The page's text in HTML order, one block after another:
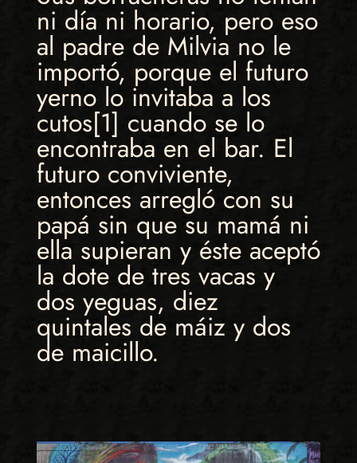
ni día ni horario, pero eso
al padre de Milvia no le
importó, porque el futuro
yerno lo invitaba a los
cutos[1] cuando se lo
encontraba en el bar. El
futuro conviviente,
entonces arregló con su
papá sin que su mamá ni
ella supieran y éste aceptó
la dote de tres vacas y
dos yeguas, diez
quintales de máiz y dos
de maicillo.